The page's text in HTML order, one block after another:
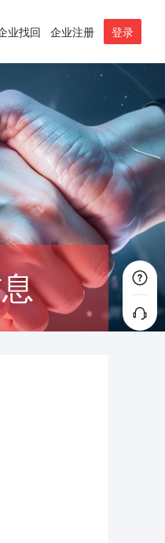
业找回 企业注册 登录